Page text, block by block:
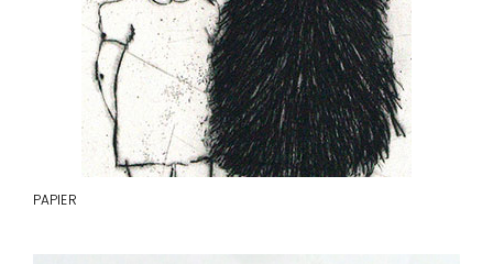
PAPIER